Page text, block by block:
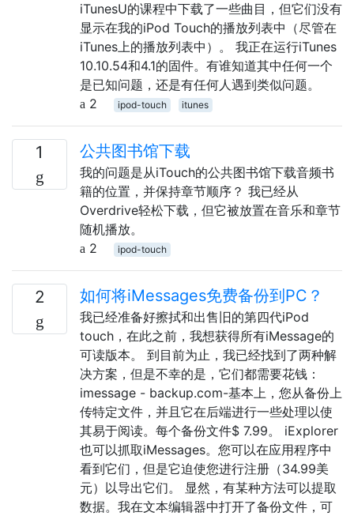
iTunesU的课程中下载了一些曲目，但它们没有
显示在我的iPod Touch的播放列表中（尽管在
iTunes上的播放列表中）。 我正在运行iTunes
10.10.54和4.1的固件。有谁知道其中任何一个
是已知问题，还是有任何人遇到类似问题。
2
ipod-touch itunes
1 公共图书馆下载
我的问题是从iTouch的公共图书馆下载音频书
籍的位置，并保持章节顺序？ 我已经从
Overdrive轻松下载，但它被放置在音乐和章节
随机播放。
2
ipod-touch
2 如何将iMessages免费备份到PC？
我已经准备好擦拭和出售旧的第四代iPod
touch，在此之前，我想获得所有iMessage的
可读版本。 到目前为止，我已经找到了两种解
决方案，但是不幸的是，它们都需要花钱：
imessage - backup.com-基本上，您从备份上
传特定文件，并且它在后端进行一些处理以使
其易于阅读。每个备份文件$ 7.99。 iExplorer
也可以抓取iMessages。您可以在应用程序中
看到它们，但是它迫使您进行注册（34.99美
元）以导出它们。 显然，有某种方法可以提取
数据。我在文本编辑器中打开了备份文件，可